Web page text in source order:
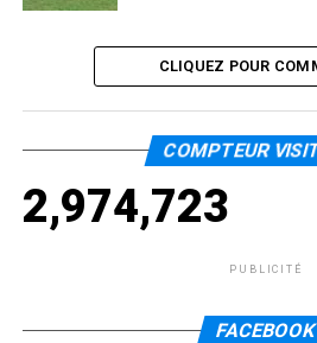
CLIQUEZ POUR
COMPTEUR
2,974,723
PUBLICITÉ
FACEBOOK